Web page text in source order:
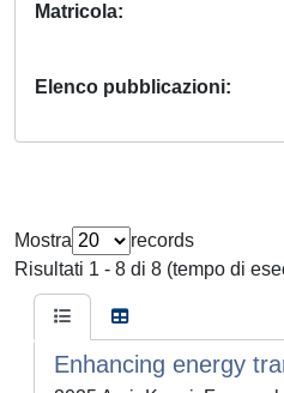
Matricola
Elenco pubblicazioni
Mostra
records
Risultati 1 - 8 di 8 (tempo di
Enhancing energy